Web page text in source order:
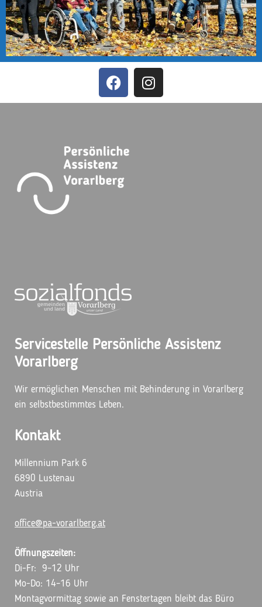
Servicestelle Persönliche Assistenz
Vorarlberg
Wir ermöglichen Menschen mit Behinderung in Vorarlberg
ein selbstbestimmtes Leben.
Kontakt
Millennium Park 6
6890 Lustenau
Austria
office@pa-vorarlberg.at
Öffnungszeiten:
Di-Fr: 9–12 Uhr
Mo-Do: 14–16 Uhr
Montagvormittag sowie an Fenstertagen bleibt das Büro